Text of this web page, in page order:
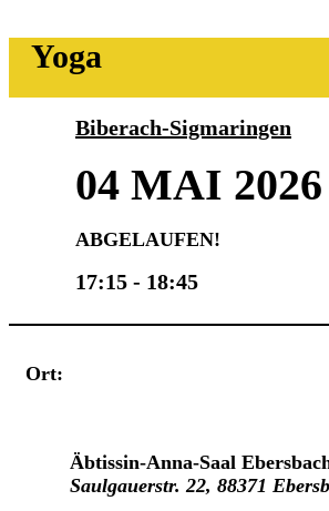
Yoga
Biberach-Sigmaringen
04 MAI 2026
ABGELAUFEN!
17:15 - 18:45
Ort:
Äbtissin-Anna-Saal
Saulgauerstr. 22, 88371